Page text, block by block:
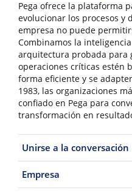
Pega ofrece la plataforma
evolucionar los procesos y
empresa no puede
Combinamos la
arquitectura probada para
operaciones críticas estén
forma eficiente y se
1983, las organizaciones
confiado en Pega para
transformación en
Unirse a la conversación
Empresa